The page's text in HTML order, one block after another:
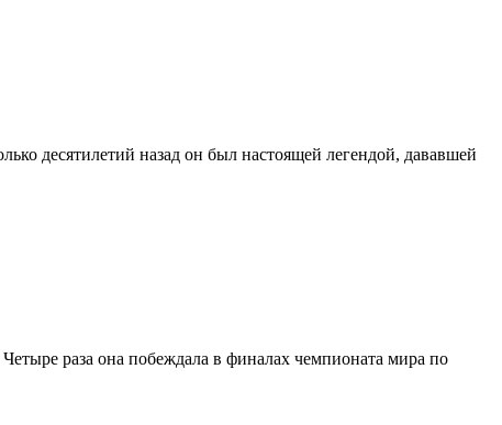
десятилетий назад он был настоящей легендой, дававшей
раза она побеждала в финалах чемпионата мира по